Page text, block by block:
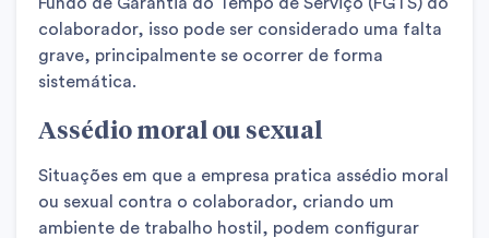
colaborador, isso pode ser considerado uma falta
grave, principalmente se ocorrer de forma
sistemática.
Assédio moral ou sexual
Situações em que a empresa pratica assédio moral
ou sexual contra o colaborador, criando um
ambiente de trabalho hostil, podem configurar